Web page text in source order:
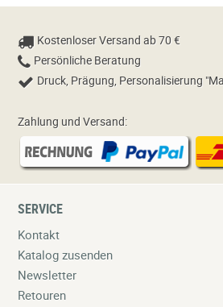
Kostenloser Versand ab 70 €
Persönliche Beratung
Druck, Prägung, Personalisierung
Zahlung und Versand:
SERVICE
Kontakt
Katalog zusenden
Newsletter
Retouren